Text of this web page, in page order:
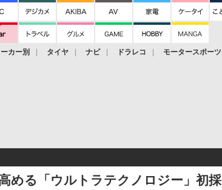
カー別 タイヤ ナビ ドラレコ モータースポーツ
める「ウルトラテクノロジー」初採